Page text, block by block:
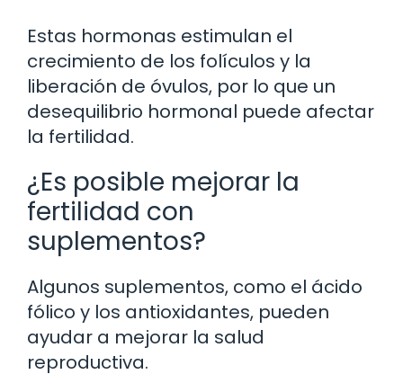
Estas hormonas estimulan el
crecimiento de los folículos y la
liberación de óvulos, por lo que un
desequilibrio hormonal puede afectar
la fertilidad.
¿Es posible mejorar la
fertilidad con
suplementos?
Algunos suplementos, como el ácido
fólico y los antioxidantes, pueden
ayudar a mejorar la salud
reproductiva.